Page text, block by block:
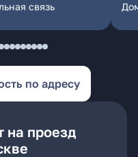
связь
по адресу
на проезд